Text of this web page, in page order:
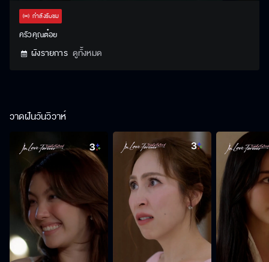
กำลังรับชม
ครัวคุณต๋อย
ผังรายการ ดูทั้งหมด
วาดฝันวันวิวาห์